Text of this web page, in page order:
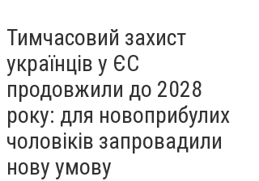
Тимчасовий захист
українців у ЄС
продовжили до 2028
року: для новоприбулих
чоловіків запровадили
нову умову